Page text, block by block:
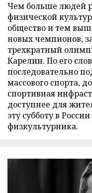
Чем больше людей
физической
общество и тем
новых чемпионов,
трехкратный
Карелин. По его
последовательно
массового спорта,
спортивная
доступнее для
эту субботу в
физкультурника.